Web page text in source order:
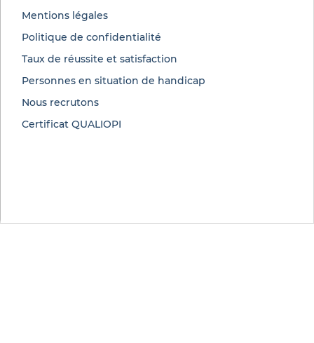
Mentions légales
Politique de confidentialité
Taux de réussite et satisfaction
Personnes en situation de handicap
Nous recrutons
Certificat QUALIOPI